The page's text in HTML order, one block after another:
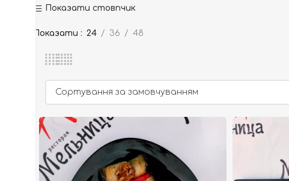
Показати стовпчик
Показати 24 36 48